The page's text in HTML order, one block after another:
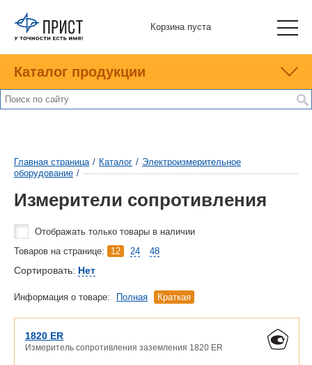
Корзина пуста
Каталог продукции
Главная страница / Каталог / Электроизмерительное
оборудование /
Измерители сопротивления
Отображать только товары в наличии
Товаров на странице:
12 24 48
Сортировать: Нет
Информация о товаре: Полная Краткая
1820 ER
Измеритель сопротивления заземления 1820 ER